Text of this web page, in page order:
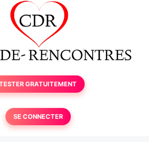
GRATUITEMENT
SE CONNECTER